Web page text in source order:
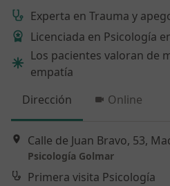
Experta en Trauma y
Licenciada en Psicología
Los pacientes valoran de
empatía
Dirección
Online
Calle de Juan Bravo, 53,
Psicología Golmar
Primera visita Psicología